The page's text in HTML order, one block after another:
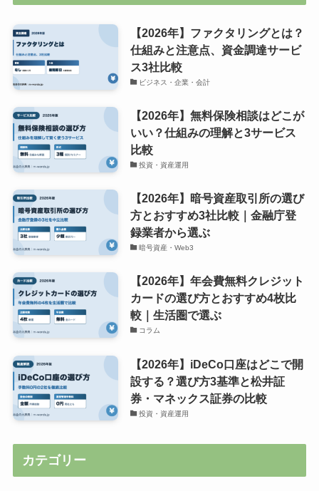
【2026年】ファクタリングとは？
仕組みと注意点、資金調達サービ
ス3社比較
ビジネス・企業・会計
【2026年】無料保険相談はどこが
いい？仕組みの理解と3サービス
比較
投資・資産運用
【2026年】暗号資産取引所の選び
方とおすすめ3社比較｜金融庁登
録業者から選ぶ
暗号資産・Web3
【2026年】年会費無料クレジット
カードの選び方とおすすめ4枚比
較｜生活圏で選ぶ
コラム
【2026年】iDeCo口座はどこで開
設する？選び方3基準と松井証
券・マネックス証券の比較
投資・資産運用
カテゴリー